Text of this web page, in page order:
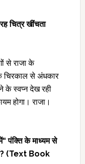
चित्र खींचता
से राजा के
चिरकाल से अंधकार
के स्वप्न देख रही
होगा। राजा।
पंक्ति के माध्यम से
(Text Book